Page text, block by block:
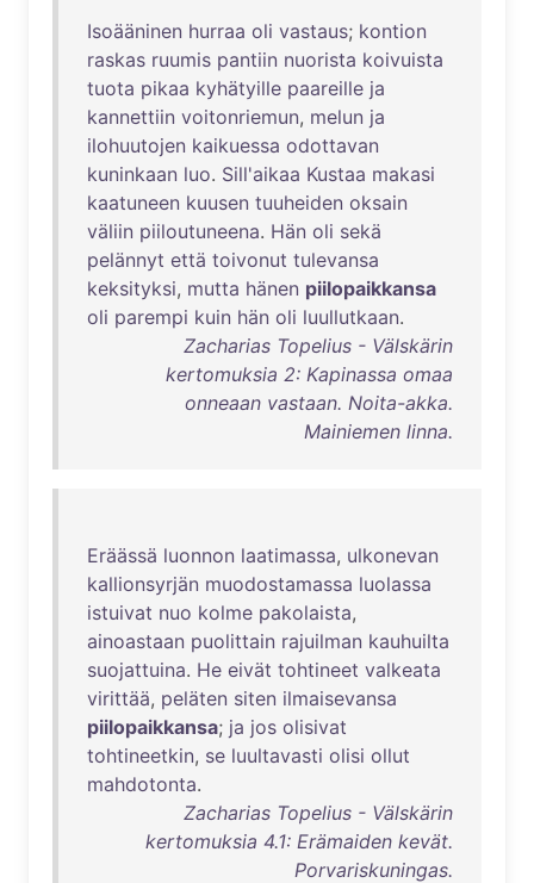
Isoääninen hurraa oli vastaus; kontion
raskas ruumis pantiin nuorista koivuista
tuota pikaa kyhätyille paareille ja
kannettiin voitonriemun, melun ja
ilohuutojen kaikuessa odottavan
kuninkaan luo. Sill'aikaa Kustaa makasi
kaatuneen kuusen tuuheiden oksain
väliin piiloutuneena. Hän oli sekä
pelännyt että toivonut tulevansa
keksityksi, mutta hänen piilopaikkansa
oli parempi kuin hän oli luullutkaan.
Zacharias Topelius - Välskärin
kertomuksia 2: Kapinassa omaa
onneaan vastaan. Noita-akka.
Mainiemen linna.
Eräässä luonnon laatimassa, ulkonevan
kallionsyrjän muodostamassa luolassa
istuivat nuo kolme pakolaista,
ainoastaan puolittain rajuilman kauhuilta
suojattuina. He eivät tohtineet valkeata
virittää, peläten siten ilmaisevansa
piilopaikkansa; ja jos olisivat
tohtineetkin, se luultavasti olisi ollut
mahdotonta.
Zacharias Topelius - Välskärin
kertomuksia 4.1: Erämaiden kevät.
Porvariskuningas.